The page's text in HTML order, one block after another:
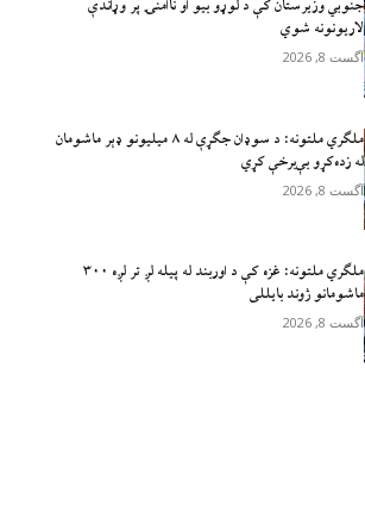
جنوبي وزیرستان کې د لوړو بیو او ناامنۍ پر وړاندې
لاريونونه شوي
آگست 8, 2026
ملګري ملتونه: د سوډان جګړې له ۸ میلیونو ډېر ماشومان
له زده‌کړو بې‌برخې کړي
آگست 8, 2026
ملګري ملتونه: غزه کې د اوربند له پیله لږ تر لږه ۳۰۰
ماشومانو ژوند بايللی
آگست 8, 2026